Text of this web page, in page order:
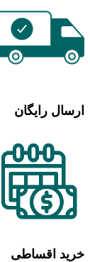
ارسال رایگان
خرید اقساطی